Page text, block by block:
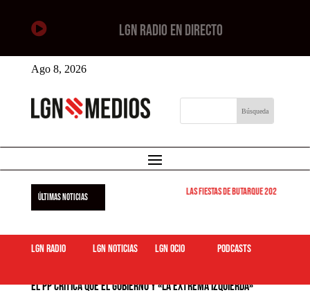
 LGN RADIO EN DIRECTO
Ago 8, 2026
ÚLTIMAS NOTICIAS Las Fiestas de Butarque 2026
LGN Radio LGN Noticias LGN ocio podcasts
El PP critica que el Gobierno y «la extrema izquierda»